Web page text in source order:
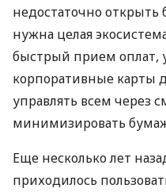
недостаточно открыть
нужна целая
быстрый прием оплат,
корпоративные карты
управлять всем через
минимизировать
Еще несколько лет
приходилось